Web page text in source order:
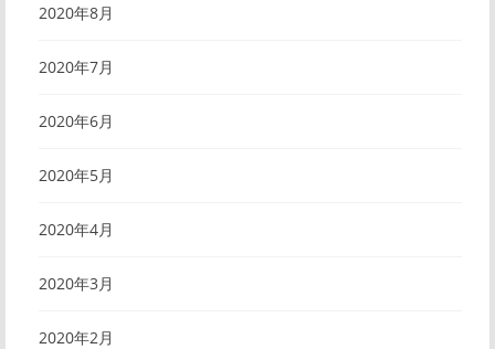
2020年8月
2020年7月
2020年6月
2020年5月
2020年4月
2020年3月
2020年2月